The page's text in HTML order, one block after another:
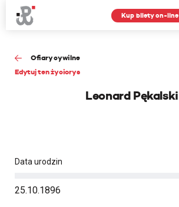
Kup bilety on-line
Ofiary cywilne
Edytuj ten życiorys
Leonard Pękalski
Data urodzin
25.10.1896